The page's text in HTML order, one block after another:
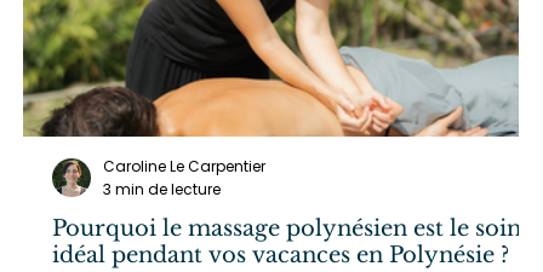
Pourquoi le massage polynésien est le soin
idéal pendant vos vacances en Polynésie ?
Caroline Le Carpentier
3 min de lecture